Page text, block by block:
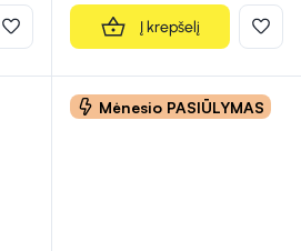
Į krepšelį
Mėnesio PASIŪLYMAS